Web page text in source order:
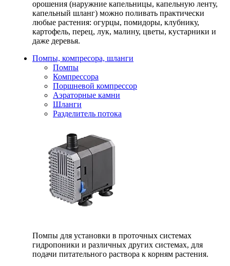
орошения (наружние капельницы, капельную ленту,
капельный шланг) можно поливать практически
любые растения: огурцы, помидоры, клубнику,
картофель, перец, лук, малину, цветы, кустарники и
даже деревья.
Помпы, компресора, шланги
Помпы
Компрессора
Поршневой компрессор
Аэраторные камни
Шланги
Разделитель потока
Помпы для установки в проточных системах
гидропоники и различных других системах, для
подачи питательного раствора к корням растения.